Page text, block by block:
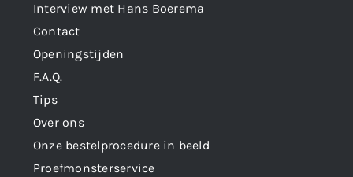
Interview met Hans Boerema
Contact
Openingstijden
F.A.Q.
Tips
Over ons
Onze bestelprocedure in beeld
Proefmonsterservice